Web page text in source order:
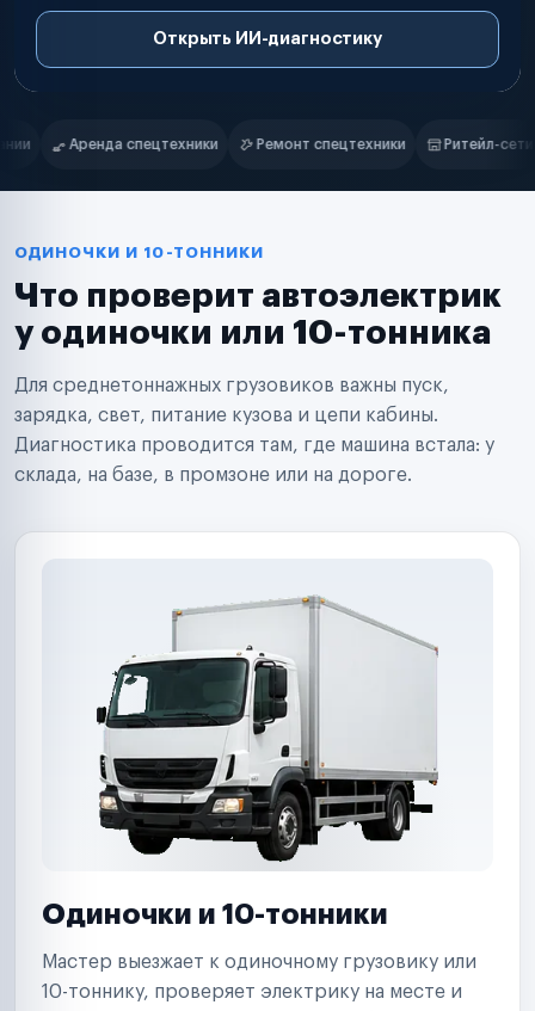
Открыть ИИ-диагностику
Нам доверяют
спецтехники Ритейл-сети Управляющие компании
Маркетплейсы
Таксопарки
Автодилеры
Поставщики запчастей
Аренда спецтехники
Ремонт спецтехники
Ритейл-сети
Управляющие компании
Страховые компании
ОДИНОЧКИ И 10-ТОННИКИ
Что проверит автоэлектрик
у одиночки или 10-тонника
Для среднетоннажных грузовиков важны пуск,
зарядка, свет, питание кузова и цепи кабины.
Диагностика проводится там, где машина встала: у
склада, на базе, в промзоне или на дороге.
Одиночки и 10-тонники
Мастер выезжает к одиночному грузовику или
10-тоннику, проверяет электрику на месте и